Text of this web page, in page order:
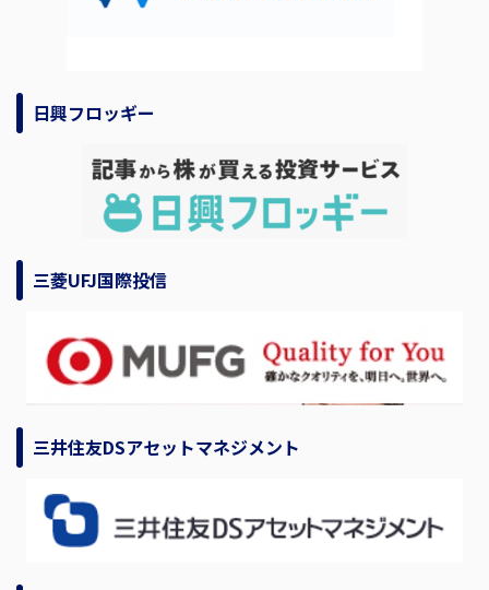
日興フロッギー
三菱UFJ国際投信
三井住友DSアセットマネジメント